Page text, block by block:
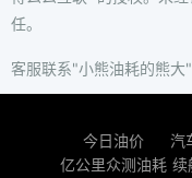
任。
客服联系"小熊油耗的熊大
今日油价 汽
亿公里众测油耗 续